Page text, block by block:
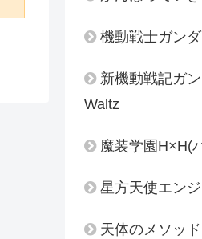
機動戦士ガン
新機動戦記ガ
Waltz
魔装学園H×H(
星方天使エン
天体のメソッド